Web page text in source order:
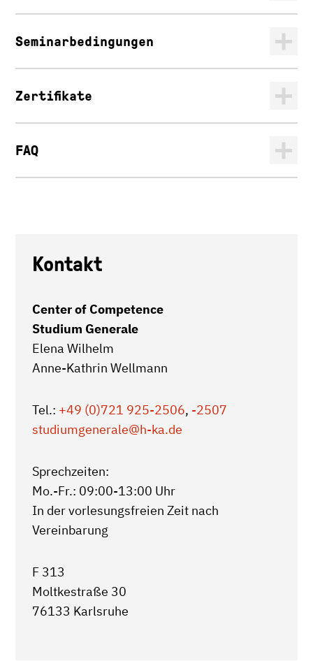
Seminarbedingungen
Zertifikate
FAQ
Kontakt
Center of Competence
Studium Generale
Elena Wilhelm
Anne-Kathrin Wellmann
Tel.: +49 (0)721 925-2506, -2507
studiumgenerale@h-ka.de
Sprechzeiten:
Mo.-Fr.: 09:00-13:00 Uhr
In der vorlesungsfreien Zeit nach
Vereinbarung
F 313
Moltkestraße 30
76133 Karlsruhe